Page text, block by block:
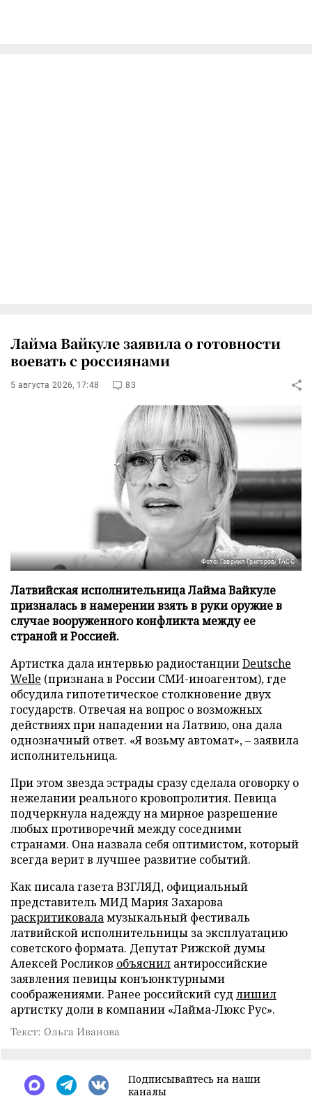
Лайма Вайкуле заявила о готовности
воевать с россиянами
5 августа 2026, 17:48 83
Фото: Гавриил Григоров/ТАСС
Латвийская исполнительница Лайма Вайкуле
призналась в намерении взять в руки оружие в
случае вооруженного конфликта между ее
страной и Россией.
Артистка дала интервью радиостанцииDeutsche
Welle (признана в России СМИ-иноагентом), где
обсудила гипотетическое столкновение двух
государств. Отвечая на вопрос о возможных
действиях при нападении на Латвию, она дала
однозначный ответ. «Я возьму автомат», – заявила
исполнительница.
При этом звезда эстрады сразу сделала оговорку о
нежелании реального кровопролития. Певица
подчеркнула надежду на мирное разрешение
любых противоречий между соседними
странами. Она назвала себя оптимистом, который
всегда верит в лучшее развитие событий.
Как писала газета ВЗГЛЯД, официальный
представитель МИД Мария Захарова
раскритиковаламузыкальный фестиваль
латвийской исполнительницы за эксплуатацию
советского формата. Депутат Рижской думы
Алексей Росликов объяснил антироссийские
заявления певицы конъюнктурными
соображениями. Ранее российский суд лишил
артистку доли в компании «Лайма-Люкс Рус».
Текст: Ольга Иванова
Подписывайтесь на наши
каналы